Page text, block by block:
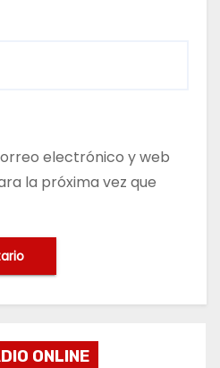
electrónico y web
la próxima vez que
ONLINE